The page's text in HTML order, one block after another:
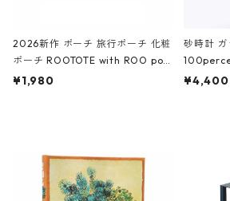
2026新作 ポーチ 旅行ポーチ 化粧
ポーチ ROOTOTE with ROO pou
ch 3532 ルートート WR.ポーチ.ラ
¥1,980
砂時計 ガ
AKU
¥4,400